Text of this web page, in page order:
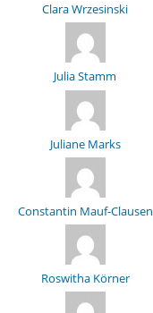
Clara Wrzesinski
Julia Stamm
Juliane Marks
Constantin Mauf-Clausen
Roswitha Körner